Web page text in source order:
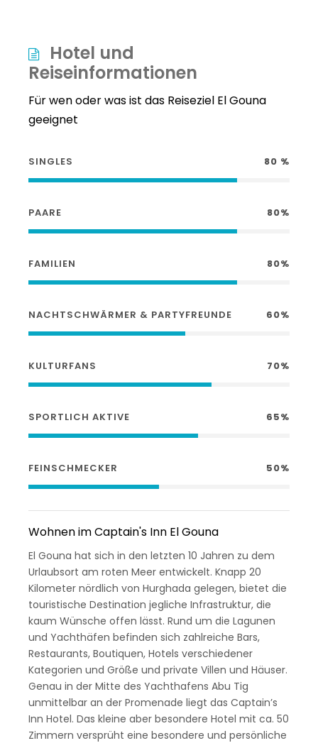
Hotel und
Reiseinformationen
Für wen oder was ist das Reiseziel El Gouna
geeignet
SINGLES 80 %
PAARE 80%
FAMILIEN 80%
NACHTSCHWÄRMER & PARTYFREUNDE 60%
KULTURFANS 70%
SPORTLICH AKTIVE 65%
FEINSCHMECKER 50%
Wohnen im Captain's Inn El Gouna
El Gouna hat sich in den letzten 10 Jahren zu dem
Urlaubsort am roten Meer entwickelt. Knapp 20
Kilometer nördlich von Hurghada gelegen, bietet die
touristische Destination jegliche Infrastruktur, die
kaum Wünsche offen lässt. Rund um die Lagunen
und Yachthäfen befinden sich zahlreiche Bars,
Restaurants, Boutiquen, Hotels verschiedener
Kategorien und Größe und private Villen und Häuser.
Genau in der Mitte des Yachthafens Abu Tig
unmittelbar an der Promenade liegt das Captain’s
Inn Hotel. Das kleine aber besondere Hotel mit ca. 50
Zimmern versprüht eine besondere und persönliche